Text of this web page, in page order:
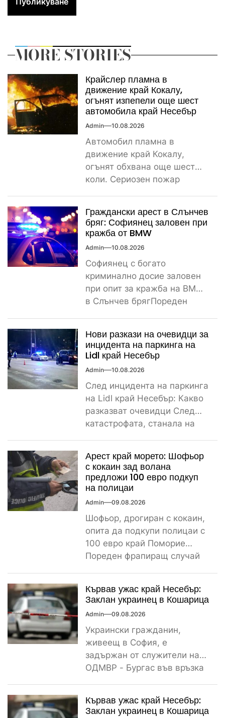
MORE STORIES
Крайслер пламна в
движение край Кокалу,
огънят изпепели още шест
автомобила край Несебър
Admin 10.08.2026
Автомобил пламна в
движение край Кокалу,
огънят обхвана още шест
коли. Сериозен пожар
Граждански арест в Слънчев
бряг: Софиянец заловен при
кражба от BMW
Admin 10.08.2026
Софиянец с богато
криминално досие заловен
при опит за кражба на BMW
в Слънчев брягПореден
Нови разкази на очевидци за
инцидента на паркинга на
Lidl край Несебър
Admin 10.08.2026
След инцидента на паркинга
на Lidl край Несебър: Какво
разказват очевидци След
катастрофата, станала на
Арест край морето: Шофьор
с кокаин зад волана
предложи 100 евро подкуп
на полицаи
Admin 09.08.2026
Шофьор, дрогиран с кокаин,
опита да подкупи полицаи с
100 евро край Поморие
Пореден фрапиращ случай
Кървав ужас край Несебър:
Заклан украинец в Кошарица
Admin 09.08.2026
Украински гражданин,
живеещ в София, е
задържан от служители на
ОДМВР - Бургас във връзка
Кървав ужас край Несебър:
Заклан украинец в Кошарица